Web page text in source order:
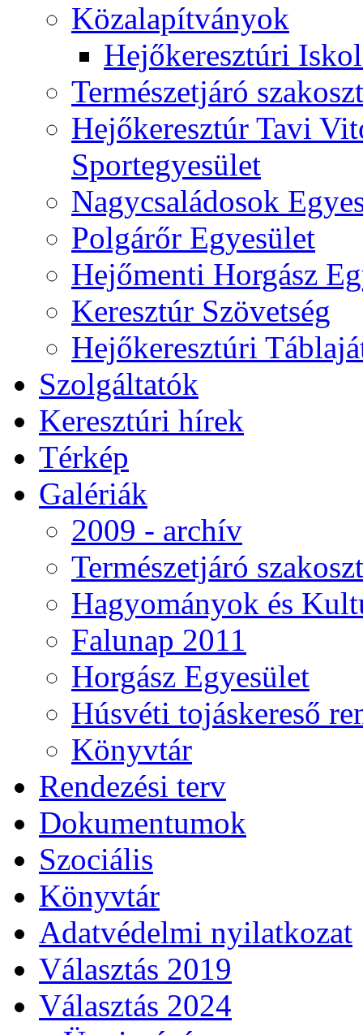
Közalapítványok
Hejőkeresztúri
Természetjáró
Hejőkeresztúr Tavi
Sportegyesület
Nagycsaládosok
Polgárőr Egyesület
Hejőmenti Horgász
Keresztúr Szövetség
Hejőkeresztúri
Szolgáltatók
Keresztúri hírek
Térkép
Galériák
2009 - archív
Természetjáró
Hagyományok és
Falunap 2011
Horgász Egyesület
Húsvéti tojáskereső
Könyvtár
Rendezési terv
Dokumentumok
Szociális
Könyvtár
Adatvédelmi nyilatkozat
Választás 2019
Választás 2024